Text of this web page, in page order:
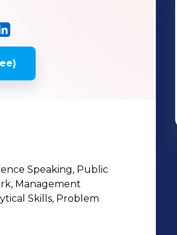
Speaking, Public
Management
Skills, Problem